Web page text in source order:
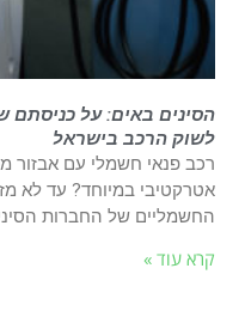
הסינים באים: על כניסתם
לשוק הרכב בישראל
רכב פנאי חשמלי עם אבזור
אטרקטיבי במיוחד? עד לא
החשמליים של החברות
קרא עוד »